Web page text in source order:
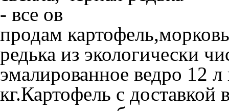
продам
редька из экологически
эмалированное ведро 12
кг.Картофель с